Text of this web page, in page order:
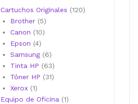
Cartuchos Originales 120120
Brother 55
productos
Canon 1010
Epson 44
productos
Samsung 66
productos
Tinta HP 6363
productos
Tóner HP 3131
Xerox 11
producto
Equipo de Oficina 11